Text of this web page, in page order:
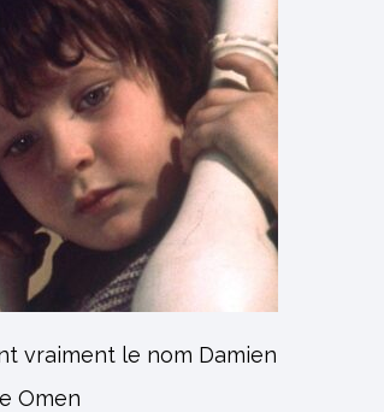
vraiment le nom Damien
Omen